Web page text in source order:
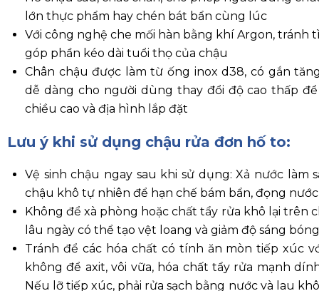
lớn thực phẩm hay chén bát bẩn cùng lúc
Với công nghệ che mối hàn bằng khí Argon, tránh
góp phần kéo dài tuổi thọ của chậu
Chân chậu được làm từ ống inox d38, có gắn
dễ dàng cho người dùng thay đổi độ cao thấp
chiều cao và địa hình lắp đặt
Lưu ý khi sử dụng chậu rửa đơn hố to:
Vệ sinh chậu ngay sau khi sử dụng: Xả nước làm
chậu khô tự nhiên để hạn chế bám bẩn, đọng
Không để xà phòng hoặc chất tẩy rửa khô lại trên
lâu ngày có thể tạo vệt loang và giảm độ sáng
Tránh để các hóa chất có tính ăn mòn tiếp xúc
không để axit, vôi vữa, hóa chất tẩy rửa mạnh
Nếu lỡ tiếp xúc, phải rửa sạch bằng nước và lau